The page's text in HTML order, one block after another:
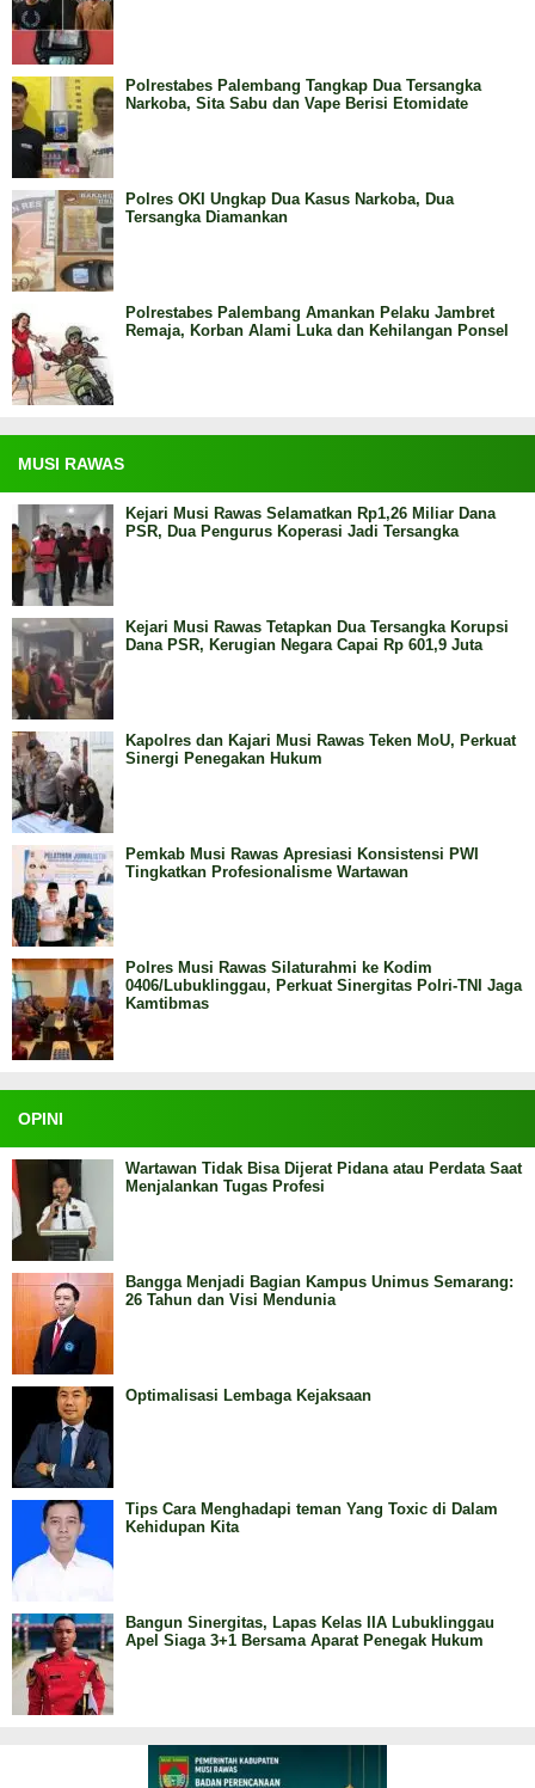
Polrestabes Palembang Tangkap Dua Tersangka
Narkoba, Sita Sabu dan Vape Berisi Etomidate
Polres OKI Ungkap Dua Kasus Narkoba, Dua
Tersangka Diamankan
Polrestabes Palembang Amankan Pelaku Jambret
Remaja, Korban Alami Luka dan Kehilangan Ponsel
MUSI RAWAS
Kejari Musi Rawas Selamatkan Rp1,26 Miliar Dana
PSR, Dua Pengurus Koperasi Jadi Tersangka
Kejari Musi Rawas Tetapkan Dua Tersangka Korupsi
Dana PSR, Kerugian Negara Capai Rp 601,9 Juta
Kapolres dan Kajari Musi Rawas Teken MoU, Perkuat
Sinergi Penegakan Hukum
Pemkab Musi Rawas Apresiasi Konsistensi PWI
Tingkatkan Profesionalisme Wartawan
Polres Musi Rawas Silaturahmi ke Kodim
0406/Lubuklinggau, Perkuat Sinergitas Polri-TNI Jaga
Kamtibmas
OPINI
Wartawan Tidak Bisa Dijerat Pidana atau Perdata Saat
Menjalankan Tugas Profesi
Bangga Menjadi Bagian Kampus Unimus Semarang:
26 Tahun dan Visi Mendunia
Optimalisasi Lembaga Kejaksaan
Tips Cara Menghadapi teman Yang Toxic di Dalam
Kehidupan Kita
Bangun Sinergitas, Lapas Kelas IIA Lubuklinggau
Apel Siaga 3+1 Bersama Aparat Penegak Hukum